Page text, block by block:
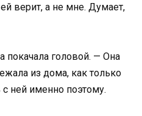
верит, а не мне. Думает,
покачала головой. — Она
из дома, как только
ней именно поэтому.